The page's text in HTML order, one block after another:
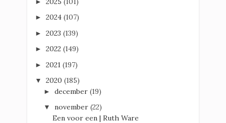
► 2024 (107)
► 2023 (139)
► 2022 (149)
► 2021 (197)
▼ 2020 (185)
► december (19)
▼ november (22)
Een voor een | Ruth Ware